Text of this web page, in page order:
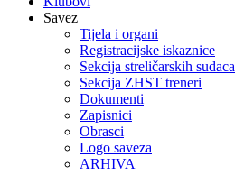
Savez
Tijela i organi
Registracijske iskaznice
Sekcija streličarskih sudaca
Sekcija ZHST treneri
Dokumenti
Zapisnici
Obrasci
Logo saveza
ARHIVA